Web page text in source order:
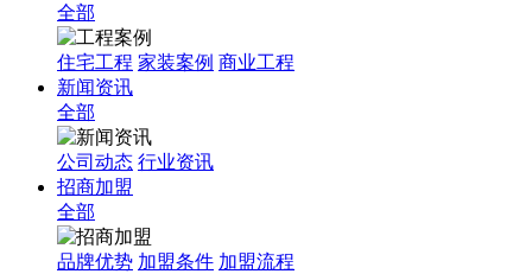
全部
住宅工程 家装案例 商业工程
新闻资讯
全部
公司动态 行业资讯
招商加盟
全部
品牌优势 加盟条件 加盟流程